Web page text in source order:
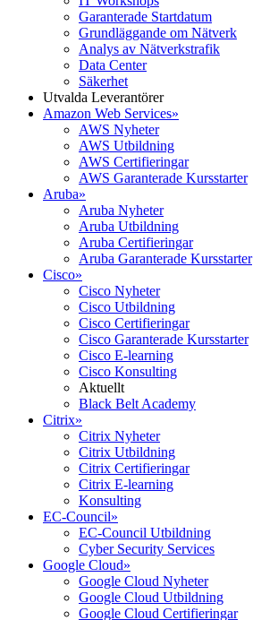
Garanterade Startdatum
Grundläggande om Nätverk
Analys av Nätverkstrafik
Data Center
Säkerhet
Utvalda Leverantörer
Amazon Web Services»
AWS Nyheter
AWS Utbildning
AWS Certifieringar
AWS Garanterade Kursstarter
Aruba»
Aruba Nyheter
Aruba Utbildning
Aruba Certifieringar
Aruba Garanterade Kursstarter
Cisco»
Cisco Nyheter
Cisco Utbildning
Cisco Certifieringar
Cisco Garanterade Kursstarter
Cisco E-learning
Cisco Konsulting
Aktuellt
Black Belt Academy
Citrix»
Citrix Nyheter
Citrix Utbildning
Citrix Certifieringar
Citrix E-learning
Konsulting
EC-Council»
EC-Council Utbildning
Cyber Security Services
Google Cloud»
Google Cloud Nyheter
Google Cloud Utbildning
Google Cloud Certifieringar